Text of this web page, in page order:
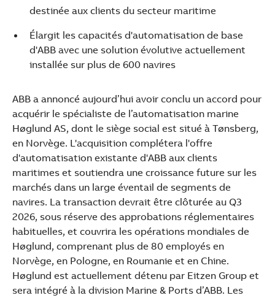
Suggestions
Products
See more products
Shopping list preview
destinée aux clients du secteur maritime
Élargit les capacités d'automatisation de base
d'ABB avec une solution évolutive actuellement
installée sur plus de 600 navires
ABB a annoncé aujourd’hui avoir conclu un accord pour
acquérir le spécialiste de l’automatisation marine
Høglund AS, dont le siège social est situé à Tønsberg,
en Norvège. L'acquisition complétera l'offre
d'automatisation existante d'ABB aux clients
maritimes et soutiendra une croissance future sur les
marchés dans un large éventail de segments de
navires. La transaction devrait être clôturée au Q3
2026, sous réserve des approbations réglementaires
habituelles, et couvrira les opérations mondiales de
Høglund, comprenant plus de 80 employés en
Norvège, en Pologne, en Roumanie et en Chine.
Høglund est actuellement détenu par Eitzen Group et
sera intégré à la division Marine & Ports d’ABB. Les